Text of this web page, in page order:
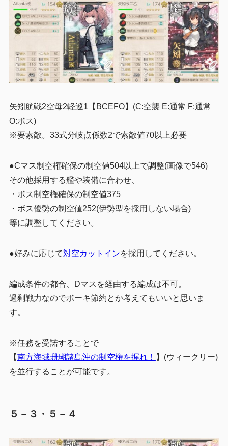
矢矧航戦2空母2軽巡1 【BCEFO】(C:空襲 E:通常 F:通常
O:ボス)
※要索敵。33式分岐点係数2で索敵値70以上必要
●Cマス制空権確保の制空値504以上で調整(画像で546)
その他採用する艦や装備に合わせ、
・ボス制空権確保の制空値375
・ボス優勢の制空値252(伊勢型を採用しない場合)
等に調整してください。
●好みに応じて対空カットインを採用してください。
編成条件の都合、Dマスを経由する編成は不可。
過剰戦力なのでボーキ節約とか考えてもいいと思いま
す。
※任務を受諾することで
【南方海域珊瑚諸島沖の制空権を握れ！ 】(ウィークリー)
を並行することが可能です。
５－３・５－４